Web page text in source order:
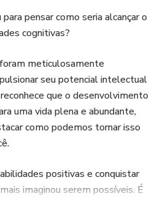
pensar como seria alcançar o
cognitivas?
meticulosamente
seu potencial intelectual
que o desenvolvimento
uma vida plena e abundante,
como podemos tornar isso
positivas e conquistar
imaginou serem possíveis. É